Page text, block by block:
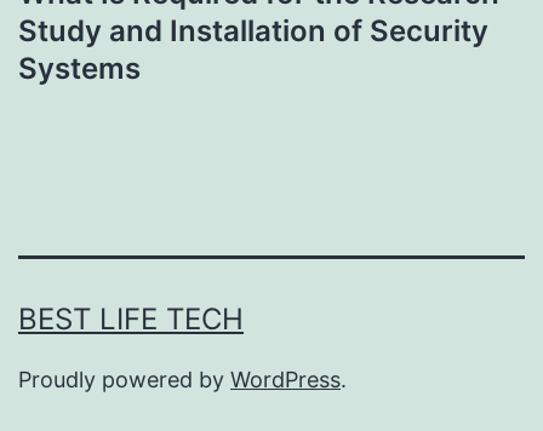
Study and Installation of Security
Systems
BEST LIFE TECH
Proudly powered by WordPress.